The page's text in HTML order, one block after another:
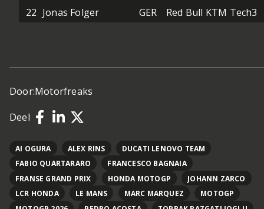
22 Jonas Folger GER Red Bull KTM Tech3
Door:Motorfreaks
Deel
AI OGURA ALEX RINS
DUCATI LENOVO TEAM
FABIO QUARTARARO
FRANCESCO BAGNAIA
FRANSE GRAND PRIX
HONDA MOTOGP
JOHANN ZARCO
LCR HONDA
LE MANS MARC MARQUEZ
MOTOGP